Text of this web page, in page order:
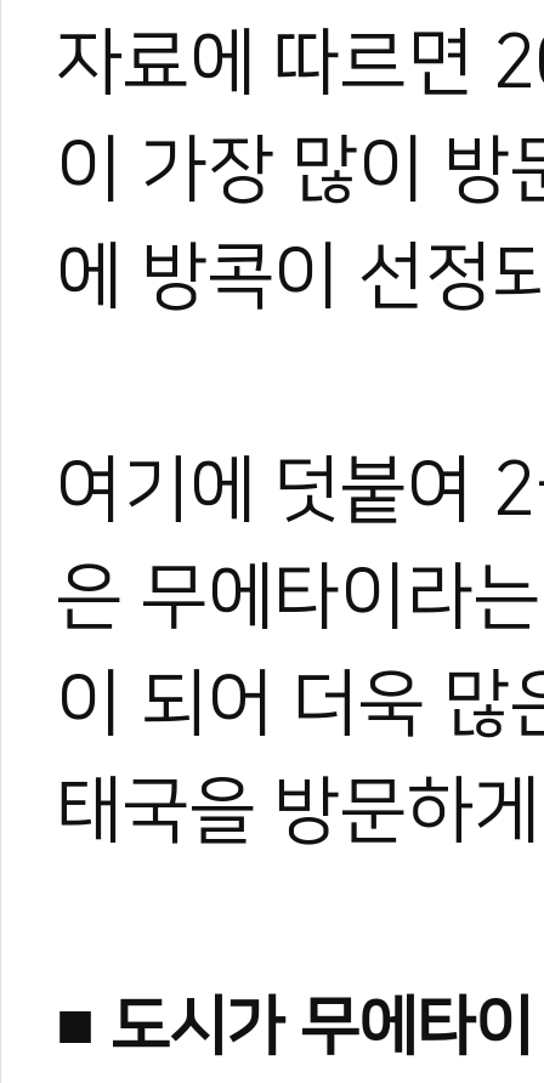
자료에 따르면
이 가장 많이 방
에 방콕이 선정
여기에 덧붙여
은 무에타이라
이 되어 더욱 많
태국을 방문하
■ 도시가 무에타